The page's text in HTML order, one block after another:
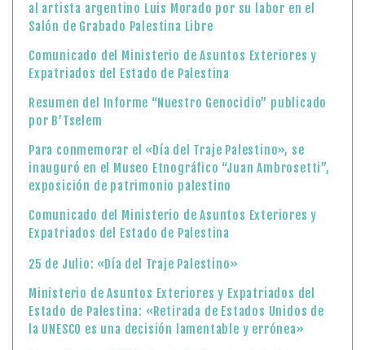
al artista argentino Luis Morado por su labor en el
Salón de Grabado Palestina Libre
Comunicado del Ministerio de Asuntos Exteriores y
Expatriados del Estado de Palestina
Resumen del Informe “Nuestro Genocidio” publicado
por B’Tselem
Para conmemorar el «Día del Traje Palestino», se
inauguró en el Museo Etnográfico “Juan Ambrosetti”,
exposición de patrimonio palestino
Comunicado del Ministerio de Asuntos Exteriores y
Expatriados del Estado de Palestina
25 de Julio: «Día del Traje Palestino»
Ministerio de Asuntos Exteriores y Expatriados del
Estado de Palestina: «Retirada de Estados Unidos de
la UNESCO es una decisión lamentable y errónea»